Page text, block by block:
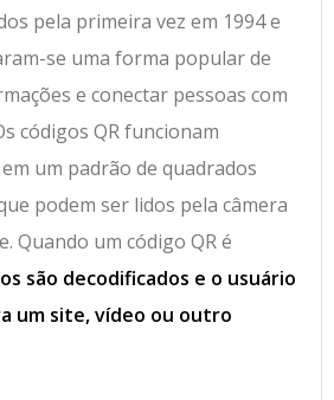
pela primeira vez em 1994 e
se uma forma popular de
e conectar pessoas com
códigos QR funcionam
um padrão de quadrados
podem ser lidos pela câmera
Quando um código QR é
são decodificados e o usuário
um site, vídeo ou outro